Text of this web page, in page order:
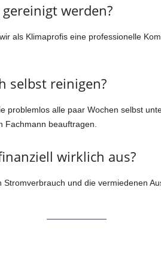
werden?
als Klimaprofis eine professionelle
selbst reinigen?
problemlos alle paar Wochen selbst
Fachmann beauftragen.
wirklich aus?
und die vermiedenen